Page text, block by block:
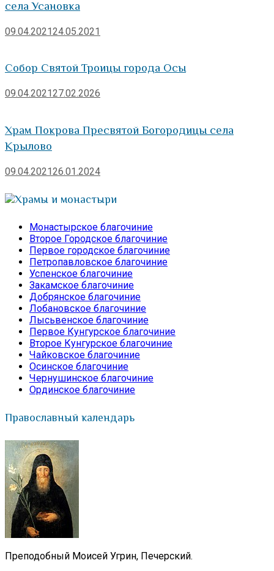
села Усановка
09.04.202124.05.2021
Собор Святой Троицы города Осы
09.04.202127.02.2026
Храм Покрова Пресвятой Богородицы села
Крылово
09.04.202126.01.2024
Храмы и монастыри
Монастырское благочиние
Второе Городское благочиние
Первое городское благочиние
Петропавловское благочиние
Успенское благочиние
Закамское благочиние
Добрянское благочиние
Лобановское благочиние
Лысьвенское благочиние
Первое Кунгурское благочиние
Второе Кунгурское благочиние
Чайковское благочиние
Осинское благочиние
Чернушинское благочиние
Ординское благочиние
Православный календарь
Преподобный Моисей Угрин, Печерский.